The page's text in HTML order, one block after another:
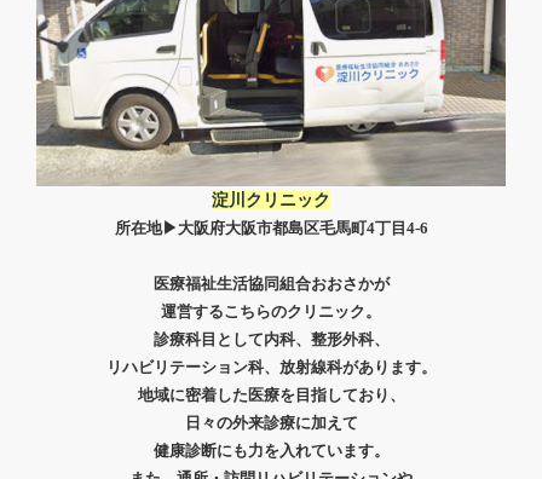
淀川クリニック
所在地▶大阪府大阪市都島区毛馬町4丁目4-6
医療福祉生活協同組合おおさかが
運営するこちらのクリニック。
診療科目として内科、整形外科、
リハビリテーション科、放射線科があります。
地域に密着した医療を目指しており、
日々の外来診療に加えて
健康診断にも力を入れています。